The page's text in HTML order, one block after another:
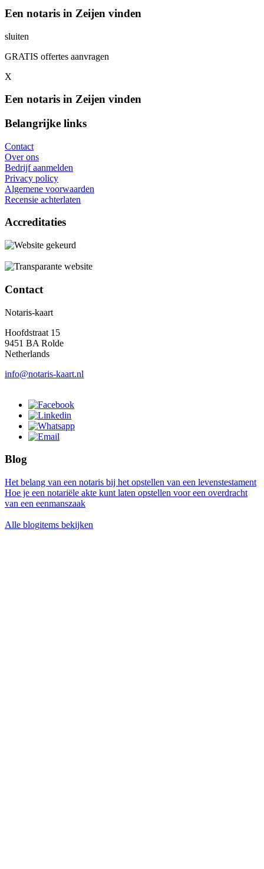
Een notaris in Zeijen vinden
sluiten
GRATIS offertes aanvragen
X
Een notaris in Zeijen vinden
Belangrijke links
Contact
Over ons
Bedrijf aanmelden
Privacy policy
Algemene voorwaarden
Recensie achterlaten
Accreditaties
Contact
Notaris-kaart
Hoofdstraat 15
9451 BA Rolde
Netherlands
info@notaris-kaart.nl
Blog
Het belang van een notaris bij het opstellen van een levenstestament
Hoe je een notariële akte kunt laten opstellen voor een overdracht
van een eenmanszaak
Alle blogitems bekijken